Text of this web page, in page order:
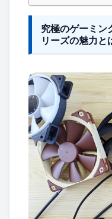
究極のゲーミン
リーズの魅力と